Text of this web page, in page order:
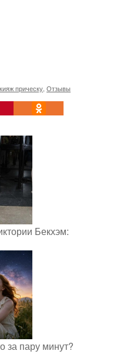
прическу Отзывы
Бекхэм:
за пару минут?